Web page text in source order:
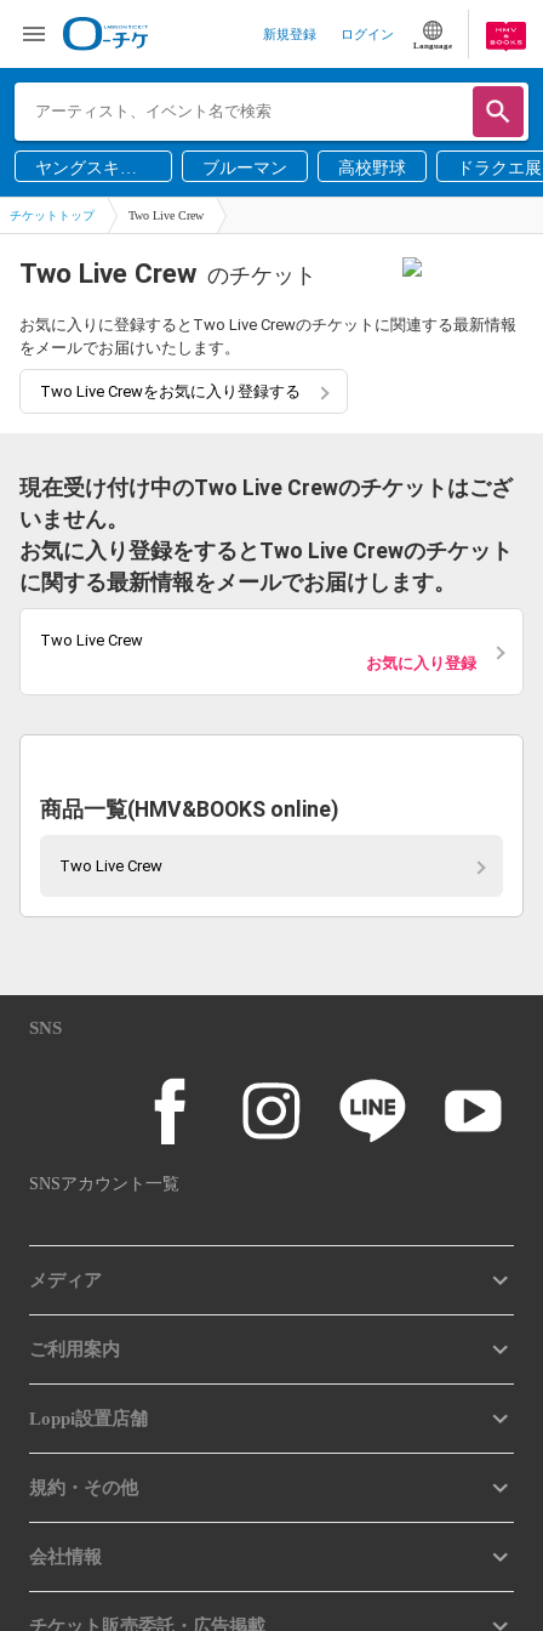
新規登録 ログイン
Language
ヤングスキニ
ー
ブルーマン 高校野球 ドラクエ展
チケットトップ Two Live Crew
Two Live Crew のチケット
お気に入りに登録するとTwo Live Crewのチケットに関連する最新情報
をメールでお届けいたします。
Two Live Crewをお気に入り登録する
現在受け付け中のTwo Live Crewのチケットはござ
いません。
お気に入り登録をするとTwo Live Crewのチケット
に関する最新情報をメールでお届けします。
Two Live Crew
お気に入り登録
商品一覧(HMV&BOOKS online)
Two Live Crew
SNS
SNSアカウント一覧
メディア
ご利用案内
Loppi設置店舗
規約・その他
会社情報
チケット販売委託・広告掲載